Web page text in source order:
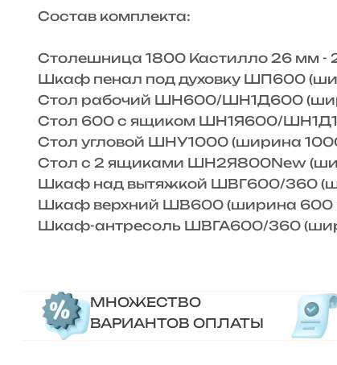
Состав комплекта:
Столешница 1800 Кастилло 26 мм -
Шкаф пенал под духовку ШП600
Стол рабочий ШН600/ШН1Д600
Стол 600 с ящиком ШН1Я600/
Стол угловой ШНУ1000 (ширина
Стол с 2 ящиками ШН2Я800New
Шкаф над вытяжкой ШВГ600/360
Шкаф верхний ШВ600 (ширина 600
Шкаф-антресоль ШВГА600/360
МНОЖЕСТВО
ВАРИАНТОВ ОПЛАТЫ